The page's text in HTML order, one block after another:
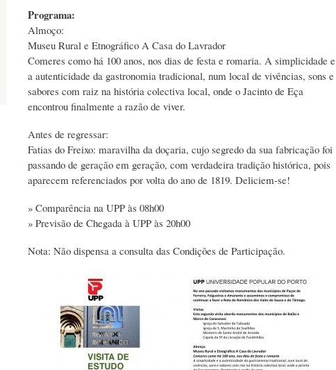
Programa:
Almoço:
Museu Rural e Etnográfico A Casa do Lavrador
Comeres como há 100 anos, nos dias de festa e romaria. A simplicidade e
a autenticidade da gastronomia tradicional, num local de vivências, sons e
sabores com raiz na história colectiva local, onde o Jacinto de Eça
encontrou finalmente a razão de viver.
Antes de regressar:
Fatias do Freixo: maravilha da doçaria, cujo segredo da sua fabricação foi
passando de geração em geração, com verdadeira tradição histórica, pois
aparecem referenciados por volta do ano de 1819. Deliciem-se!
» Comparência na UPP às 08h00
» Previsão de Chegada à UPP às 20h00
Nota: Não dispensa a consulta das Condições de Participação.